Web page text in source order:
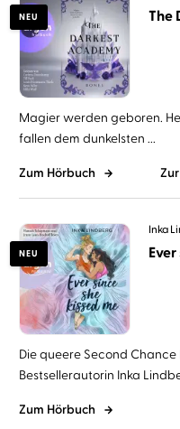
NEU The
Magier werden geboren.
fallen dem dunkelsten ...
Zum Hörbuch
NEU
Inka
Die queere Second
Bestsellerautorin Inka
Zum Hörbuch